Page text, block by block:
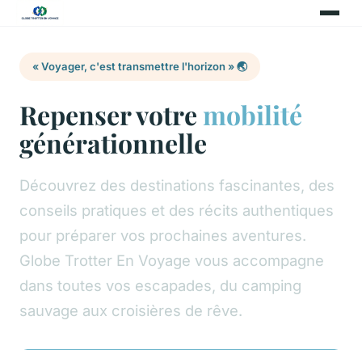
« Voyager, c'est transmettre l'horizon » 🌏
Repenser votre mobilité
générationnelle
Découvrez des destinations fascinantes, des
conseils pratiques et des récits authentiques
pour préparer vos prochaines aventures.
Globe Trotter En Voyage vous accompagne
dans toutes vos escapades, du camping
sauvage aux croisières de rêve.